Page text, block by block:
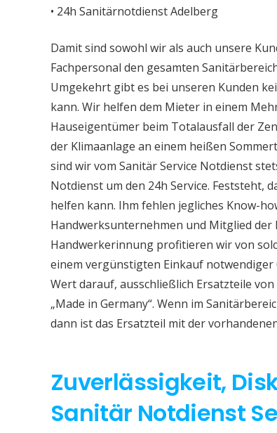
• 24h Sanitärnotdienst Adelberg
Damit sind sowohl wir als auch unsere
Fachpersonal den gesamten
Umgekehrt gibt es bei unseren Kunden
kann. Wir helfen dem Mieter in einem
Hauseigentümer beim Totalausfall der
der Klimaanlage an einem heißen
sind wir vom Sanitär Service Notdienst
Notdienst um den 24h Service. Feststeht,
helfen kann. Ihm fehlen jegliches Know-
Handwerksunternehmen und Mitglied
Handwerkerinnung profitieren wir von
einem vergünstigten Einkauf
Wert darauf, ausschließlich Ersatzteile
„Made in Germany“. Wenn im
dann ist das Ersatzteil mit der
Zuverlässigkeit,
Sanitär Notdienst